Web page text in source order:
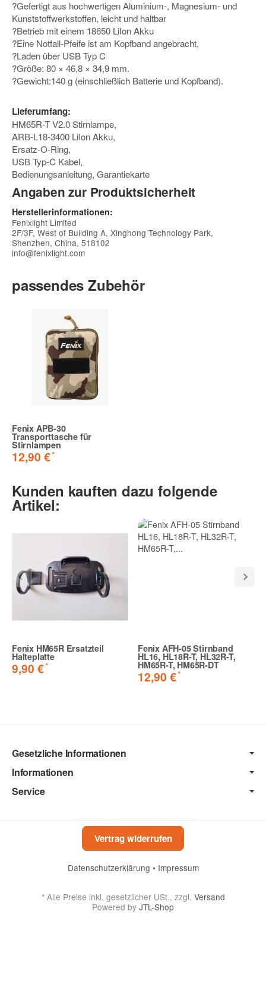
?Gefertigt aus hochwertigen Aluminium-, Magnesium- und
Kunststoffwerkstoffen, leicht und haltbar
?Betrieb mit einem 18650 LiIon Akku
?Eine Notfall-Pfeife ist am Kopfband angebracht,
?Laden über USB Typ C
?Größe: 80 × 46,8 × 34,9 mm.
?Gewicht:140 g (einschließlich Batterie und Kopfband).
Lieferumfang:
HM65R-T V2.0 Stirnlampe,
ARB-L18-3400 LiIon Akku,
Ersatz-O-Ring,
USB Typ-C Kabel,
Bedienungsanleitung, Garantiekarte
Angaben zur Produktsicherheit
Herstellerinformationen:
Fenixlight Limited
2F/3F, West of Building A, Xinghong Technology Park,
Shenzhen, China, 518102
info@fenixlight.com
passendes Zubehör
Fenix APB-30
Transporttasche für
Stirnlampen
12,90 €*
Kunden kauften dazu folgende
Artikel:
Fenix HM65R Ersatzteil
Halteplatte
9,90 €*
Fenix AFH-05 Stirnband
HL16, HL18R-T, HL32R-T,
HM65R-T, HM65R-DT
12,90 €*
Gesetzliche Informationen
Informationen
Service
Vertrag widerrufen
Datenschutzerklärung • Impressum
*Alle Preise inkl. gesetzlicher USt., zzgl. Versand
Powered by JTL-Shop